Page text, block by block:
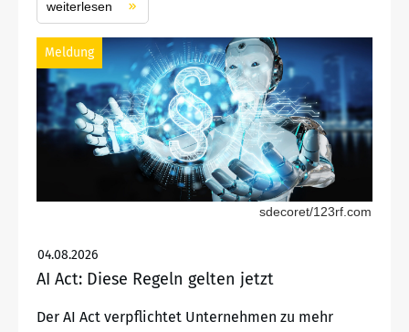
weiterlesen
Meldung
sdecoret/123rf.com
04.08.2026
AI Act: Diese Regeln gelten jetzt
Der AI Act verpflichtet Unternehmen zu mehr